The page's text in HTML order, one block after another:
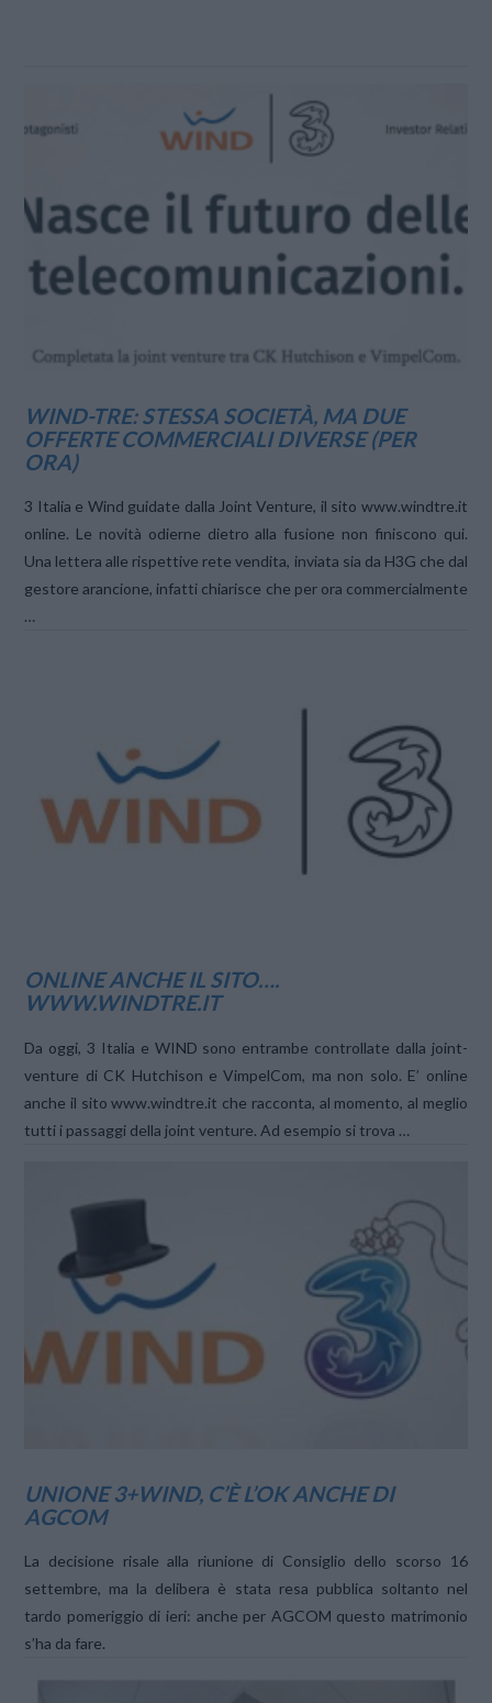
VIEW POST
WIND-TRE: STESSA SOCIETÀ, MA DUE
OFFERTE COMMERCIALI DIVERSE (PER
ORA)
3 Italia e Wind guidate dalla Joint Venture, il sito www.windtre.it
online. Le novità odierne dietro alla fusione non finiscono qui.
Una lettera alle rispettive rete vendita, inviata sia da H3G che dal
gestore arancione, infatti chiarisce che per ora commercialmente
…
VIEW POST
ONLINE ANCHE IL SITO….
WWW.WINDTRE.IT
Da oggi, 3 Italia e WIND sono entrambe controllate dalla joint-
venture di CK Hutchison e VimpelCom, ma non solo. E’ online
anche il sito www.windtre.it che racconta, al momento, al meglio
tutti i passaggi della joint venture. Ad esempio si trova …
UNIONE 3+WIND, C’È L’OK ANCHE DI
AGCOM
La decisione risale alla riunione di Consiglio dello scorso 16
settembre, ma la delibera è stata resa pubblica soltanto nel
tardo pomeriggio di ieri: anche per AGCOM questo matrimonio
s’ha da fare.